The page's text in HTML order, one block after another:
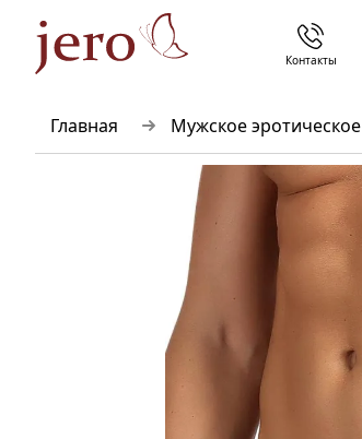
Главная Мужское
Контакты